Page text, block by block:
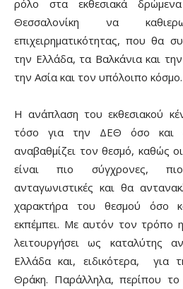
ρόλο στα εκθεσιακά
Θεσσαλονίκη να
επιχειρηματικότητας, που θα
την Ελλάδα, τα Βαλκάνια και
την Ασία και τον υπόλοιπο κόσμο.
Η ανάπλαση του εκθεσιακού
τόσο για την ΔΕΘ όσο και
αναβαθμίζει τον θεσμό, καθώς
είναι πιο σύγχρονες,
ανταγωνιστικές και θα
χαρακτήρα του θεσμού όσο
εκπέμπει. Με αυτόν τον τρόπο
λειτουργήσει ως καταλύτης
Ελλάδα και, ειδικότερα, για
Θράκη. Παράλληλα, περίπου